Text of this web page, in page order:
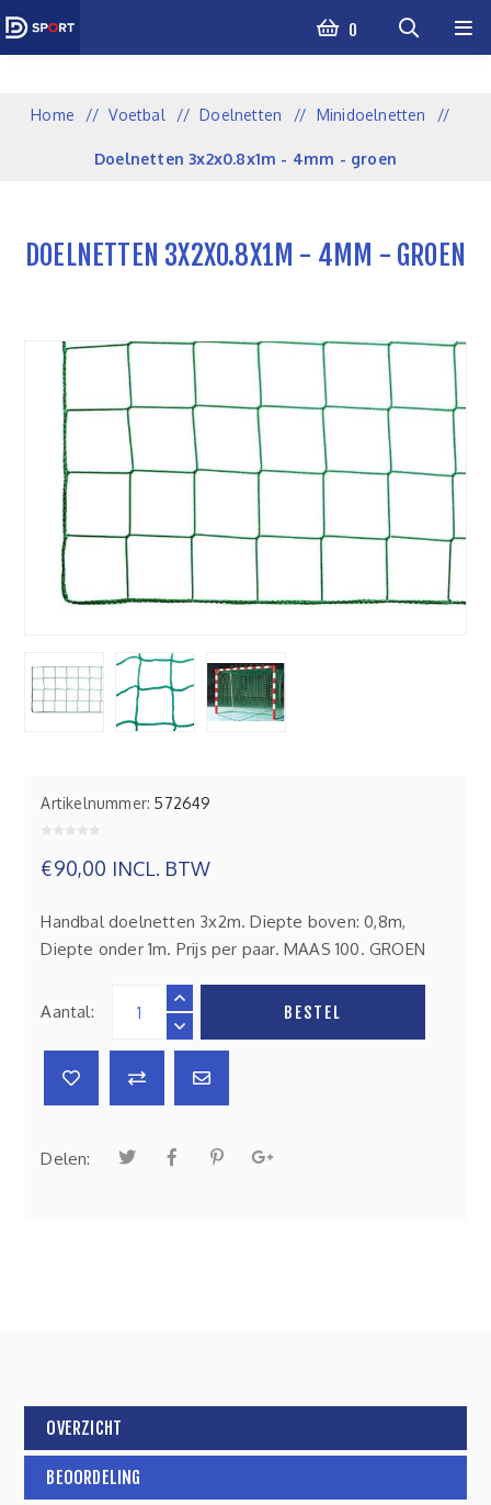
0
Home / Voetbal / Doelnetten / Minidoelnetten /
Doelnetten 3x2x0.8x1m - 4mm - groen
DOELNETTEN 3X2X0.8X1M - 4MM - GROEN
Artikelnummer: 572649
€90,00 INCL. BTW
Handbal doelnetten 3x2m. Diepte boven: 0,8m,
Diepte onder 1m. Prijs per paar. MAAS 100. GROEN
Aantal: BESTEL
Delen:
OVERZICHT
BEOORDELING